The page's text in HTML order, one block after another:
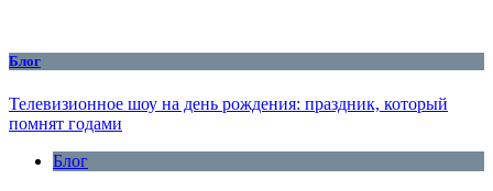
Блог
Телевизионное шоу на день рождения: праздник, который
помнят годами
Блог